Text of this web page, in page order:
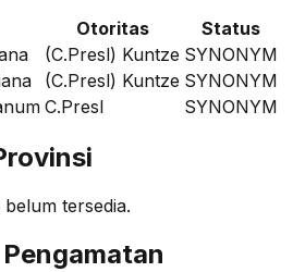
Otoritas
Status
(C.Presl) Kuntze SYNONYM
(C.Presl) Kuntze SYNONYM
C.Presl SYNONYM
tersedia.